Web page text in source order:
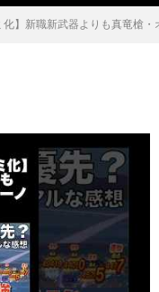
化】新職新武器よりも真竜槍